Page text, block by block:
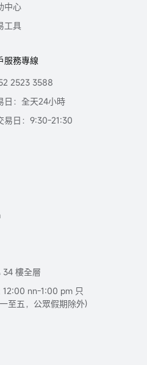
中心
工具
服務專線
2523 3588
日：全天24小時
易日：9:30-21:30
34 樓全層
nn-1:00 pm 只
至五，公眾假期除外)